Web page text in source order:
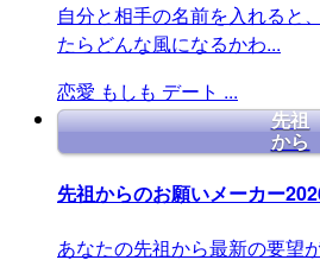
自分と相手の名前を入れると
たらどんな風になるかわ...
恋愛 もしも デート ...
先祖
から
先祖からのお願いメーカー
あなたの先祖から最新の要望